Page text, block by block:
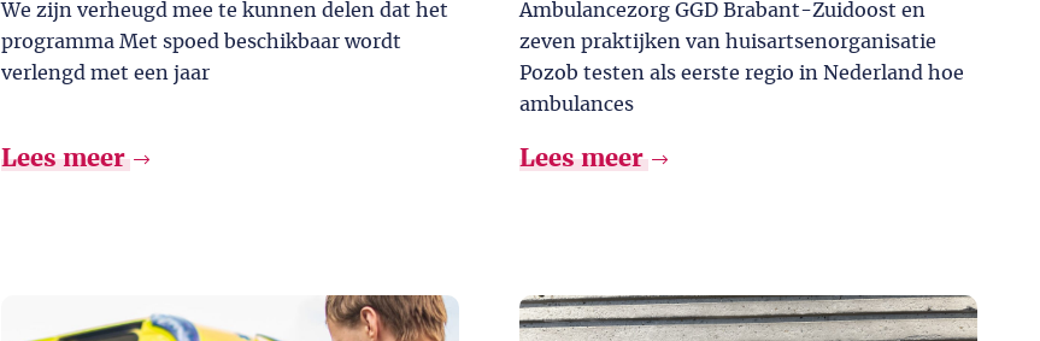
We zijn verheugd mee te kunnen delen dat het
programma Met spoed beschikbaar wordt
verlengd met een jaar
Lees meer
Ambulancezorg GGD Brabant-Zuidoost en
zeven praktijken van huisartsenorganisatie
Pozob testen als eerste regio in Nederland hoe
ambulances
Lees meer